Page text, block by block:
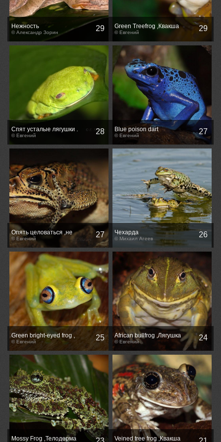
Нежность
© Александр Зорин 29
Green Treefrog ,Квакша
голубая - Hyla cinerea
© Евгений 29
Спят усталые лягушки .
© Евгений 28
Blue poison dart
frog,Древолаз голубой -
Dendrobates azureus
© Евгений 27
Опять целоваться ,не
ХОЧУ !!!
© Евгений 27 Чехарда
© Михаил Агеев 26
Green bright-eyed frog ,
Зелёный веслоног -
Boophis viridis
© Евгений 25
African bullfrog ,Лягушка
водонос - Pyxicephalus
adspersus
© Евгений 24
Mossy Frog ,Телодерма
Veined tree frog ,Квакша